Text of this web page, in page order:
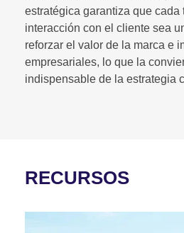
estratégica garantiza que cada
interacción con el cliente sea
reforzar el valor de la marca e
empresariales, lo que la
indispensable de la estrategia
RECURSOS